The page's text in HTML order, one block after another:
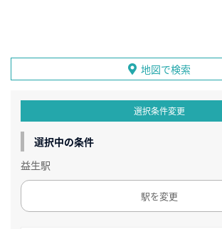
地図で検索
選択条件変更
選択中の条件
益生駅
駅を変更